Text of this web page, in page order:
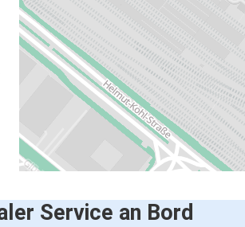
Service an Bord